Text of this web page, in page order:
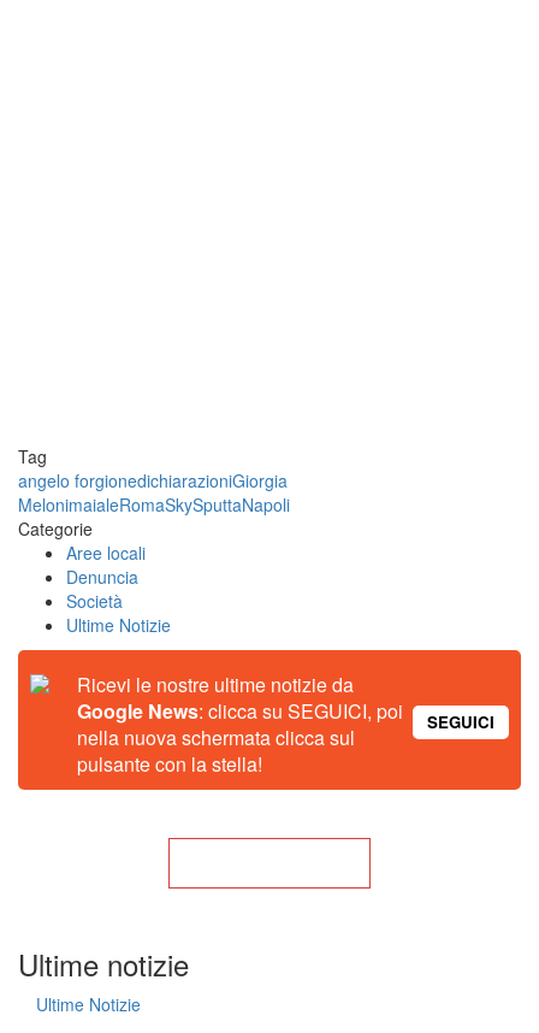
Tag
angelo forgionedichiarazioniGiorgia
MelonimaialeRomaSkySputtaNapoli
Categorie
Aree locali
Denuncia
Società
Ultime Notizie
Ricevi le nostre ultime notizie da
Google News: clicca su SEGUICI, poi
nella nuova schermata clicca sul
pulsante con la stella!
SEGUICI
Ultime notizie
Ultime Notizie